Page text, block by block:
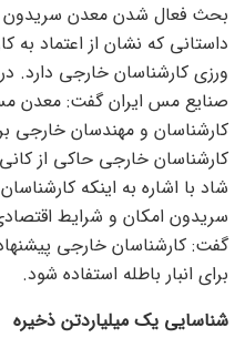
بحث فعال شدن معدن سریدون
داستانی که نشان از اعتماد
ورزی کارشناسان خارجی دارد.
کارشناسان و مهندسان خارجی
کارشناسان خارجی حاکی از
شاد با اشاره به اینکه
سریدون امکان و شرایط اقتصادی
گفت: کارشناسان خارجی
برای انبار باطله استفاده شود.
شناسایی یک میلیاردتن ذخیره